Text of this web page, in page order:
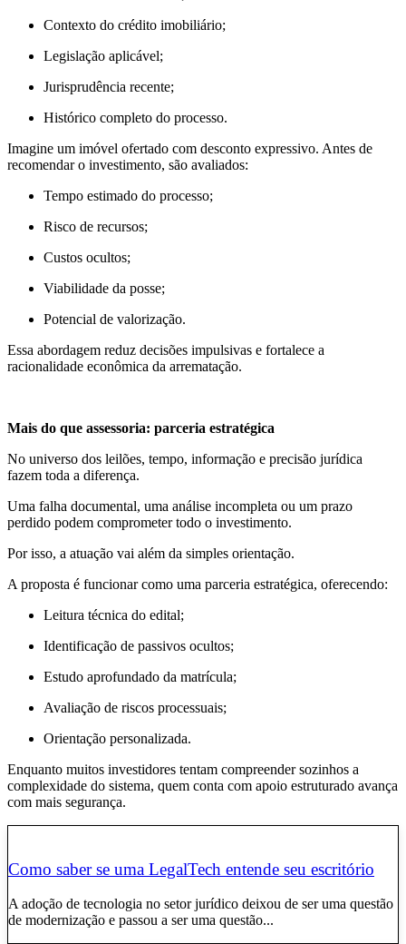
Contexto do crédito imobiliário;
Legislação aplicável;
Jurisprudência recente;
Histórico completo do processo.
Imagine um imóvel ofertado com desconto expressivo. Antes de
recomendar o investimento, são avaliados:
Tempo estimado do processo;
Risco de recursos;
Custos ocultos;
Viabilidade da posse;
Potencial de valorização.
Essa abordagem reduz decisões impulsivas e fortalece a
racionalidade econômica da arrematação.
Mais do que assessoria: parceria estratégica
No universo dos leilões, tempo, informação e precisão jurídica
fazem toda a diferença.
Uma falha documental, uma análise incompleta ou um prazo
perdido podem comprometer todo o investimento.
Por isso, a atuação vai além da simples orientação.
A proposta é funcionar como uma parceria estratégica, oferecendo:
Leitura técnica do edital;
Identificação de passivos ocultos;
Estudo aprofundado da matrícula;
Avaliação de riscos processuais;
Orientação personalizada.
Enquanto muitos investidores tentam compreender sozinhos a
complexidade do sistema, quem conta com apoio estruturado avança
com mais segurança.
Como saber se uma LegalTech entende seu escritório
A adoção de tecnologia no setor jurídico deixou de ser uma questão
de modernização e passou a ser uma questão...